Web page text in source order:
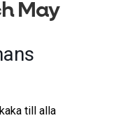
May
till alla